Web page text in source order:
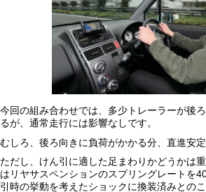
今回の組み合わせでは、多少トレーラーが後
るが、通常走行には影響なしです。
むしろ、後ろ向きに負荷がかかる分、直進安
ただし、けん引に適した足まわりかどうかは
はリヤサスペンションのスプリングレートを
引時の挙動を考えたショックに換装済みとのこ